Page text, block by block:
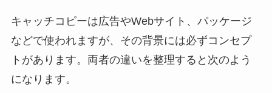
キャッチコピーは広告やWebサイト、パッケージ
などで使われますが、その背景には必ずコンセプ
トがあります。両者の違いを整理すると次のよう
になります。